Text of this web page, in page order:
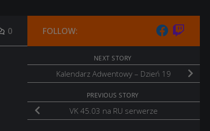
0 FOLLOW:
NEXT STORY
Kalendarz Adwentowy – Dzień 19
PREVIOUS STORY
VK 45.03 na RU serwerze